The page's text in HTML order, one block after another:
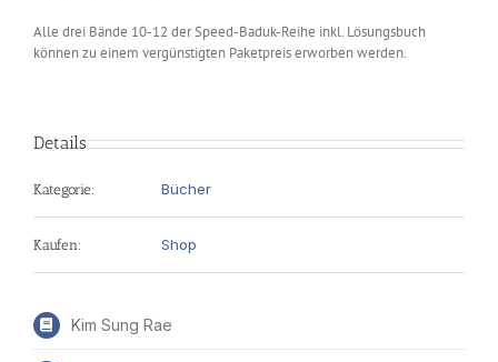
Alle drei Bände 10-12 der Speed-Baduk-Reihe inkl. Lösungsbuch
können zu einem vergünstigten Paketpreis erworben werden.
Details
Kategorie: Bücher
Kaufen: Shop
Kim Sung Rae